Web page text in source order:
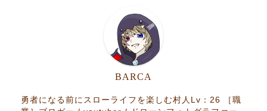
BARCA
勇者になる前にスローライフを楽しむ村人Lv：26 ［職